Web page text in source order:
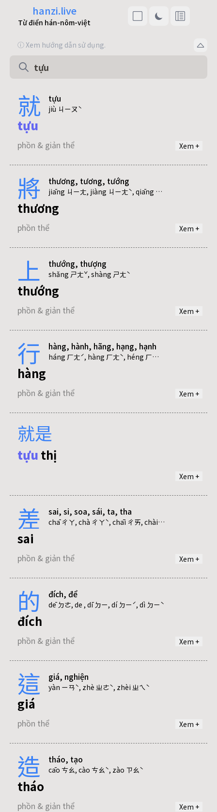
hanzi.live
Từ điển hán-nôm-việt
ⓘ Xem hướng dẫn sử dụng.
就 tựu
jiù ㄐㄧㄡˋ
Xem +
tựu
phồn & giản thể
將 thương, tương, tướng
jiāng ㄐㄧㄤ, jiàng ㄐㄧㄤˋ, qiāng ㄑㄧㄤ
Xem +
thương
phồn thể
tương
phồn thể
tướng
phồn thể
上 thướng, thượng
shǎng ㄕㄤˇ, shàng ㄕㄤˋ
Xem +
thướng
phồn & giản thể
thượng
phồn & giản thể
行 hàng, hành, hãng, hạng, hạnh
háng ㄏㄤˊ, hàng ㄏㄤˋ, héng ㄏㄥˊ, xíng ㄒㄧㄥˊ, xìng ㄒㄧㄥˋ
Xem +
hàng
phồn & giản thể
hành
phồn & giản thể
hãng
phồn & giản thể
hạng
hạnh
phồn & giản thể
Xem +
就是
tựu thị
差 sai, si, soa, sái, ta, tha
chā ㄔㄚ, chà ㄔㄚˋ, chāi ㄔㄞ, chài ㄔㄞˋ, cī ㄘ, cuō ㄘㄨㄛ, jiē ㄐㄧㄝ
Xem +
sai
phồn & giản thể
si
phồn & giản thể
soa
phồn & giản thể
sái
ta
的 đích, để
dē ㄉㄜ, de , dī ㄉㄧ, dí ㄉㄧˊ, dì ㄉㄧˋ
Xem +
đích
phồn & giản thể
để
phồn & giản thể
這 giá, nghiện
yàn ㄧㄢˋ, zhè ㄓㄜˋ, zhèi ㄓㄟˋ
Xem +
giá
phồn thể
nghiện
phồn thể
造 tháo, tạo
cāo ㄘㄠ, cào ㄘㄠˋ, zào ㄗㄠˋ
Xem +
tháo
phồn & giản thể